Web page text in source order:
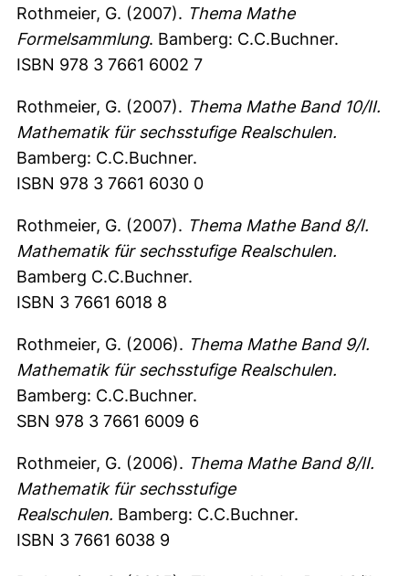
Rothmeier, G. (2007). Thema Mathe
Formelsammlung. Bamberg: C.C.Buchner.
ISBN 978 3 7661 6002 7
Rothmeier, G. (2007). Thema Mathe Band 10/II.
Mathematik für sechsstufige Realschulen.
Bamberg: C.C.Buchner.
ISBN 978 3 7661 6030 0
Rothmeier, G. (2007). Thema Mathe Band 8/I.
Mathematik für sechsstufige Realschulen.
Bamberg C.C.Buchner.
ISBN 3 7661 6018 8
Rothmeier, G. (2006). Thema Mathe Band 9/I.
Mathematik für sechsstufige Realschulen.
Bamberg: C.C.Buchner.
SBN 978 3 7661 6009 6
Rothmeier, G. (2006). Thema Mathe Band 8/II.
Mathematik für sechsstufige
Realschulen. Bamberg: C.C.Buchner.
ISBN 3 7661 6038 9